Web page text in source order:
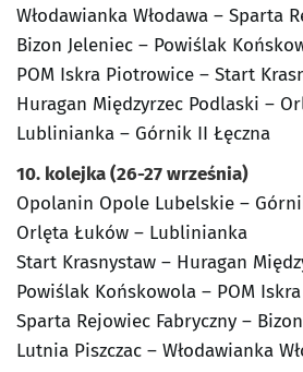
Włodawianka Włodawa – Sparta
Bizon Jeleniec – Powiślak
POM Iskra Piotrowice – Start
Huragan Międzyrzec Podlaski –
Lublinianka – Górnik II Łęczna
10. kolejka (26-27 września)
Opolanin Opole Lubelskie –
Orlęta Łuków – Lublinianka
Start Krasnystaw – Huragan
Powiślak Końskowola – POM
Sparta Rejowiec Fabryczny –
Lutnia Piszczac – Włodawianka